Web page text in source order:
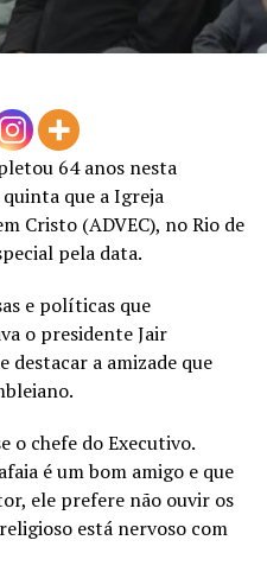
64 anos nesta
que a Igreja
Cristo (ADVEC), no Rio de
pela data.
e políticas que
o presidente Jair
destacar a amizade que
o chefe do Executivo.
é um bom amigo e que
ele prefere não ouvir os
está nervoso com